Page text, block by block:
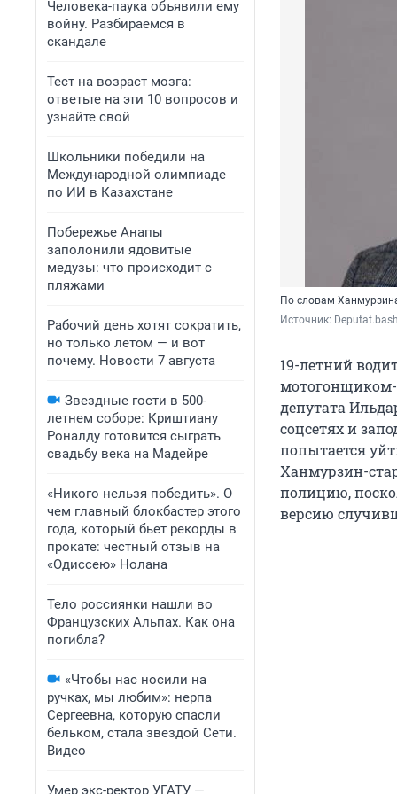
Человека-паука объявили ему
войну. Разбираемся в
скандале
Тест на возраст мозга:
ответьте на эти 10 вопросов и
узнайте свой
Школьники победили на
Международной олимпиаде
по ИИ в Казахстане
Побережье Анапы
заполонили ядовитые
медузы: что происходит с
пляжами
Рабочий день хотят сократить,
но только летом — и вот
почему. Новости 7 августа
Звездные гости в 500-
летнем соборе: Криштиану
Роналду готовится сыграть
свадьбу века на Мадейре
«Никого нельзя победить». О
чем главный блокбастер этого
года, который бьет рекорды в
прокате: честный отзыв на
«Одиссею» Нолана
Тело россиянки нашли во
Французских Альпах. Как она
погибла?
«Чтобы нас носили на
ручках, мы любим»: нерпа
Сергеевна, которую спасли
бельком, стала звездой Сети.
Видео
Умер экс-ректор УГАТУ —
По словам
Источник:
19-летний
депутата
соцсетях и
попытается
Ханмурзин-
полицию,
версию